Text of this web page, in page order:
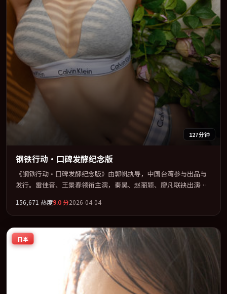
127分钟
钢铁行动·口碑发酵纪念版
《钢铁行动·口碑发酵纪念版》由郭帆执导，中国台湾参与出品与
发行。雷佳音、王景春领衔主演，秦昊、赵丽颖、廖凡联袂出演。
骨架，在叙事、表演与视听上力求统一。定于 2026-05-07 在内地院
线及主流平台同步亮相，2026 年度话题片中口碑稳健，适合喜欢强
情节与人物弧光的观众完整观看。
156,671 热度9.0分2026-04-04
日本